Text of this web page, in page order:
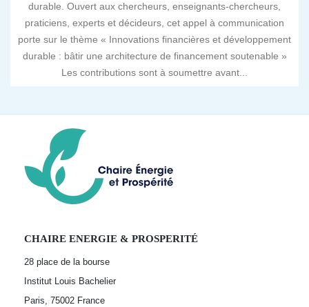
durable. Ouvert aux chercheurs, enseignants-chercheurs,
praticiens, experts et décideurs, cet appel à communication
porte sur le thème « Innovations financières et développement
durable : bâtir une architecture de financement soutenable »
Les contributions sont à soumettre avant...
CHAIRE ENERGIE & PROSPERITÉ
28 place de la bourse
Institut Louis Bachelier
Paris, 75002 France